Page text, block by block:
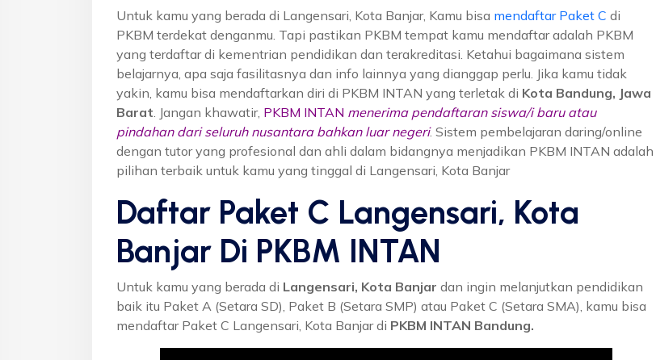
Untuk kamu yang berada di Langensari, Kota Banjar, Kamu bisa mendaftar Paket C di
PKBM terdekat denganmu. Tapi pastikan PKBM tempat kamu mendaftar adalah PKBM
yang terdaftar di kementrian pendidikan dan terakreditasi. Ketahui bagaimana sistem
belajarnya, apa saja fasilitasnya dan info lainnya yang dianggap perlu. Jika kamu tidak
yakin, kamu bisa mendaftarkan diri di PKBM INTAN yang terletak di Kota Bandung, Jawa
Barat . Jangan khawatir, PKBM INTAN menerima pendaftaran siswa/i baru atau
pindahan dari seluruh nusantara bahkan luar negeri. Sistem pembelajaran daring/online
dengan tutor yang profesional dan ahli dalam bidangnya menjadikan PKBM INTAN adalah
pilihan terbaik untuk kamu yang tinggal di Langensari, Kota Banjar
Daftar Paket C Langensari, Kota
Banjar Di PKBM INTAN
Untuk kamu yang berada di Langensari, Kota Banjar dan ingin melanjutkan pendidikan
baik itu Paket A (Setara SD), Paket B (Setara SMP) atau Paket C (Setara SMA), kamu bisa
mendaftar Paket C Langensari, Kota Banjar di PKBM INTAN Bandung.